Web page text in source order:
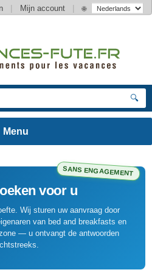
| Mijn account | 🌐
🔍
SANS ENGAGEMENT
voor u
Wij sturen uw aanvraag door
van bed and breakfasts en
— u ontvangt de antwoorden